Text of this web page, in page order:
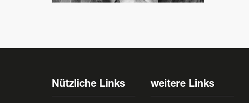
Nützliche Links weitere Links